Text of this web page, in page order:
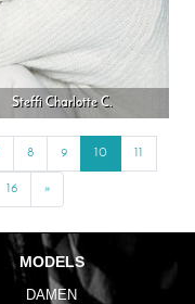
Steffi Charlotte C.
8 9 10
16 »Next
MODELS
DAMEN